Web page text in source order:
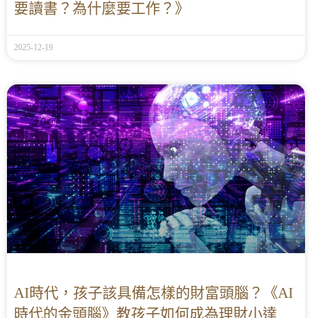
要讀書？為什麼要工作？》
2025-12-19
AI時代，孩子該具備怎樣的財富頭腦？《AI
時代的金頭腦》教孩子如何成為理財小達